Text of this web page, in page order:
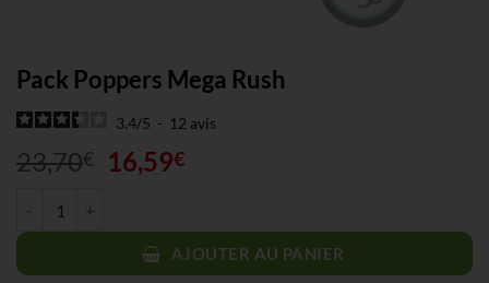
Pack Poppers Mega Rush
3.4/5 - 12 avis
23,70€
Le
était :
23,70€.
16,59€Le
est :
16,59€.
AJOUTER AU PANIER